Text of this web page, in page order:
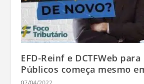
EFD-Reinf e DCTFWeb para
Públicos começa mesmo